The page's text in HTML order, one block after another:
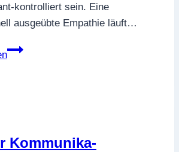
kontrolliert sein. Eine
ausgeübte Empathie läuft…
Empathie
zwischen
Kommunika­